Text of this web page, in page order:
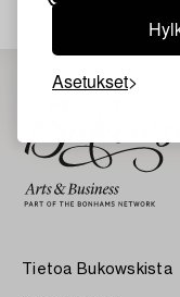
Asetukset
Tietoa Bukowskista